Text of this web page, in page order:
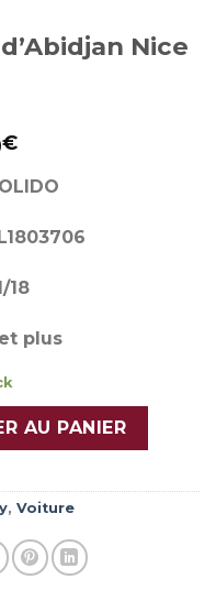
Nice
€
18
plus
Rallye d'Abidjan Nice #42
AU PANIER
, Voiture